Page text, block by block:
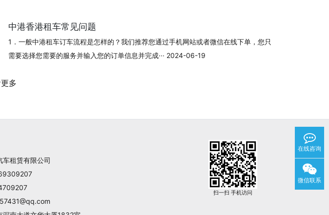
中港香港租车常见问题
1．一般中港租车订车流程是怎样的？我们推荐您通过手机网站或者微信在线下单，您只
需要选择您需要的服务并输入您的订单信息并完成··· 2024-06-19
多
车租赁有限公司
扫一扫 手机访问
在线咨询
微信联系